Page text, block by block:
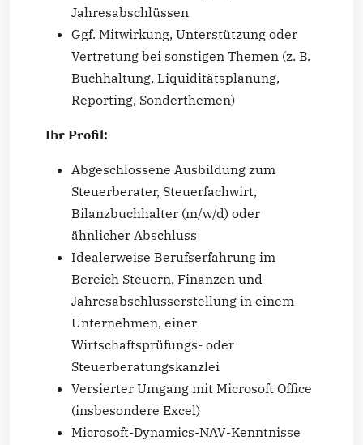
Jahresabschlüssen
Ggf. Mitwirkung, Unterstützung oder
Vertretung bei sonstigen Themen (z. B.
Buchhaltung, Liquiditätsplanung,
Reporting, Sonderthemen)
Ihr Profil:
Abgeschlossene Ausbildung zum
Steuerberater, Steuerfachwirt,
Bilanzbuchhalter (m/w/d) oder
ähnlicher Abschluss
Idealerweise Berufserfahrung im
Bereich Steuern, Finanzen und
Jahresabschlusserstellung in einem
Unternehmen, einer
Wirtschaftsprüfungs- oder
Steuerberatungskanzlei
Versierter Umgang mit Microsoft Office
(insbesondere Excel)
Microsoft-Dynamics-NAV-Kenntnisse